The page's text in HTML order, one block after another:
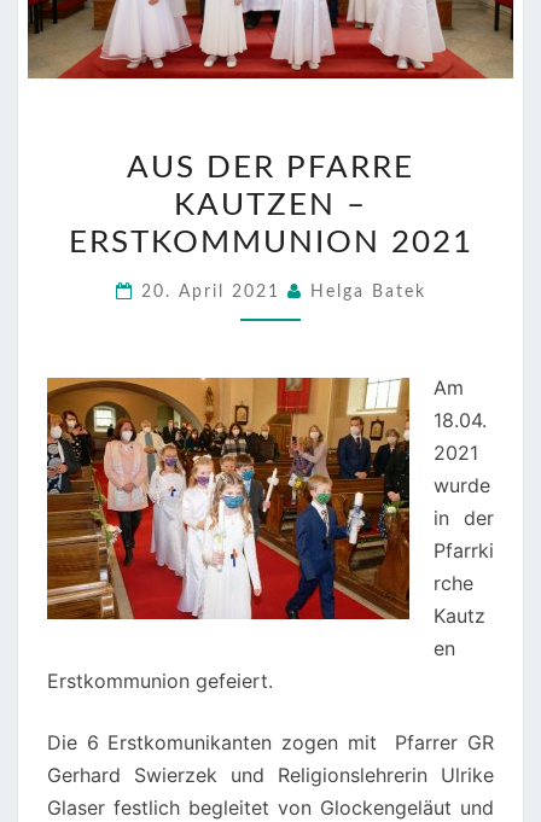
DER
PFARRE
KAUTZEN
ERSTKOMMUNION
AUS DER PFARRE
KAUTZEN –
ERSTKOMMUNION 2021
20. April 2021 Helga Batek
Am
18.04.
2021
wurde
in der
Pfarrki
rche
Kautz
en
Erstkommunion gefeiert.
Die 6 Erstkomunikanten zogen mit Pfarrer GR
Gerhard Swierzek und Religionslehrerin Ulrike
Glaser festlich begleitet von Glockengeläut und